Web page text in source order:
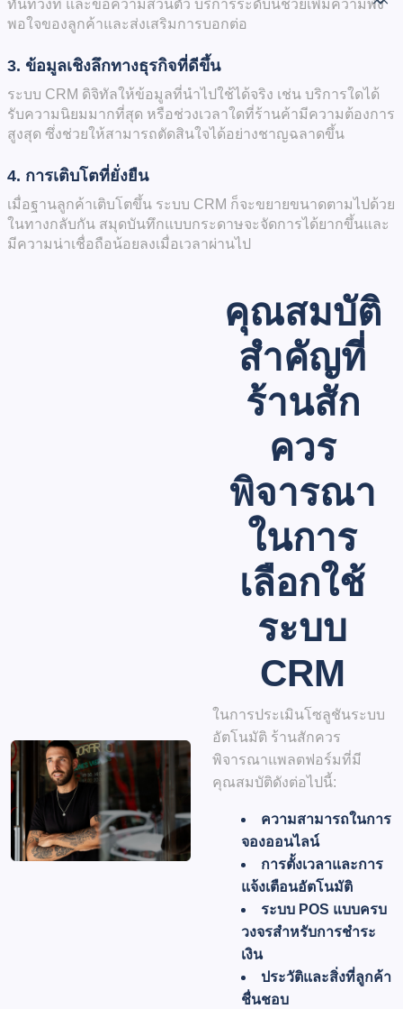
ทันท่วงที และข้อความส่วนตัว บริการระดับนี้ช่วยเพิ่มความพึง
พอใจของลูกค้าและส่งเสริมการบอกต่อ
3. ข้อมูลเชิงลึกทางธุรกิจที่ดีขึ้น
ระบบ CRM ดิจิทัลให้ข้อมูลที่นำไปใช้ได้จริง เช่น บริการใดได้
รับความนิยมมากที่สุด หรือช่วงเวลาใดที่ร้านค้ามีความต้องการ
สูงสุด ซึ่งช่วยให้สามารถตัดสินใจได้อย่างชาญฉลาดขึ้น
4. การเติบโตที่ยั่งยืน
เมื่อฐานลูกค้าเติบโตขึ้น ระบบ CRM ก็จะขยายขนาดตามไปด้วย
ในทางกลับกัน สมุดบันทึกแบบกระดาษจะจัดการได้ยากขึ้นและ
มีความน่าเชื่อถือน้อยลงเมื่อเวลาผ่านไป
คุณสมบัติ
สำคัญที่
ร้านสัก
ควร
พิจารณา
ในการ
เลือกใช้
ระบบ
CRM
ในการประเมินโซลูชันระบบ
อัตโนมัติ ร้านสักควร
พิจารณาแพลตฟอร์มที่มี
คุณสมบัติดังต่อไปนี้:
ความสามารถในการ
จองออนไลน์
การตั้งเวลาและการ
แจ้งเตือนอัตโนมัติ
ระบบ POS แบบครบ
วงจรสำหรับการชำระ
เงิน
ประวัติและสิ่งที่ลูกค้า
ชื่นชอบ